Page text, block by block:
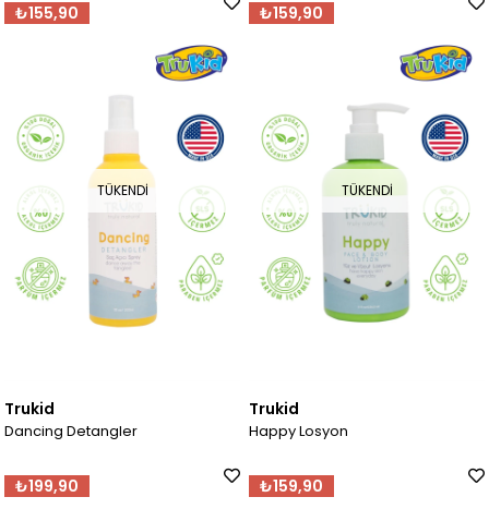
₺155,90 ₺159,90
TÜKENDI
Trukid
Dancing Detangler
₺199,90
TÜKENDI
Trukid
Happy Losyon
₺159,90